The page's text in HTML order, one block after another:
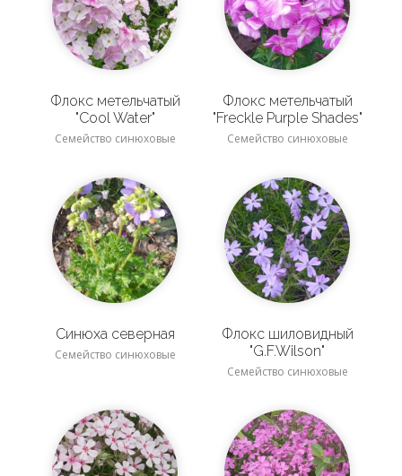
Флокс метельчатый
"Cool Water"
Семейство синюховые
Флокс метельчатый
"Freckle Purple Shades"
Семейство синюховые
Синюха северная
Семейство синюховые
Флокс шиловидный
"G.F.Wilson"
Семейство синюховые